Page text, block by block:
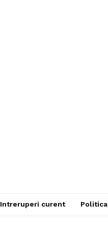
Intreruperi curent Politica